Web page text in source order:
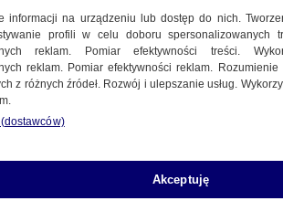
73-latka, który zmarł w wyniku
na pokładzie samolotu z
informacji na urządzeniu lub dostęp do nich.
profili w celu doboru spersonalizowanych
reklam. Pomiar efektywności treści.
reklam. Pomiar efektywności reklam.
z różnych źródeł. Rozwój i ulepszanie usług.
Akceptuję